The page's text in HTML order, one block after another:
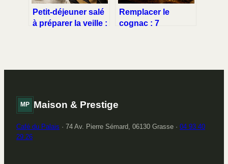
Petit-déjeuner salé
à préparer la veille :
énergie
Remplacer le
cognac : 7
compromis
MP Maison & Prestige
Café du Palais · 74 Av. Pierre Sémard, 06130 Grasse · 04 93 40
29 26